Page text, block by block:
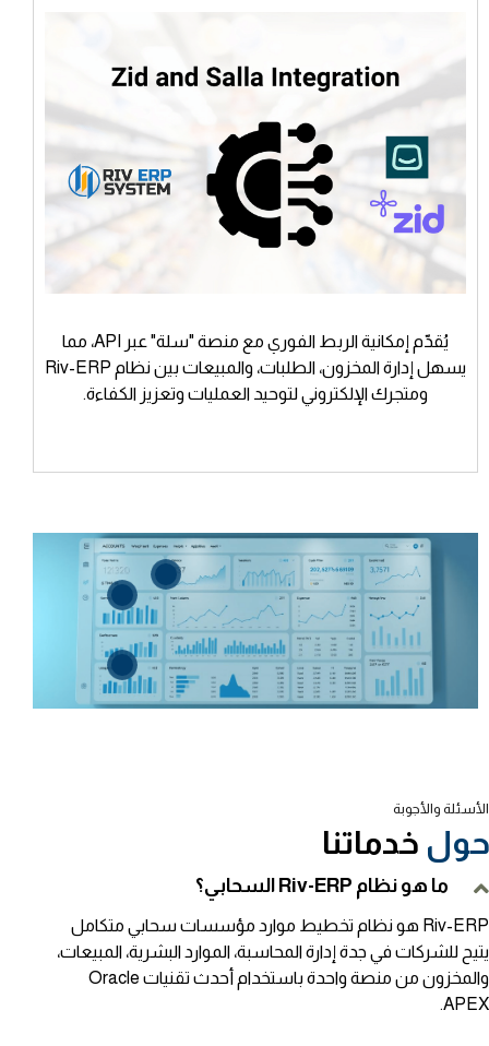
يُقدّم إمكانية الربط الفوري مع منصة "سلة" عبر API، مما
يسهل إدارة المخزون، الطلبات، والمبيعات بين نظام Riv-ERP
ومتجرك الإلكتروني لتوحيد العمليات وتعزيز الكفاءة.
الأسئلة والأجوبة
حول خدماتنا
ما هو نظام Riv-ERP السحابي؟
Riv-ERP هو نظام تخطيط موارد مؤسسات سحابي متكامل
يتيح للشركات في جدة إدارة المحاسبة، الموارد البشرية، المبيعات،
والمخزون من منصة واحدة باستخدام أحدث تقنيات Oracle
APEX.